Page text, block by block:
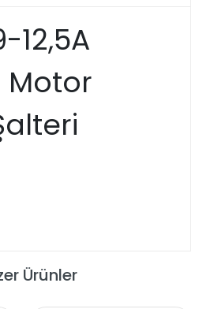
12,5A
Motor
Ürünler